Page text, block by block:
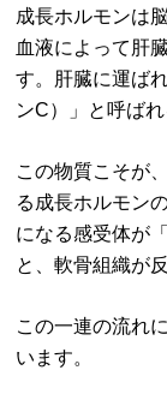
成長ホルモンは
血液によって肝
す。肝臓に運ば
ンC）」と呼ば
この物質こそが
る成長ホルモン
になる感受体が
と、軟骨組織が
この一連の流れ
います。